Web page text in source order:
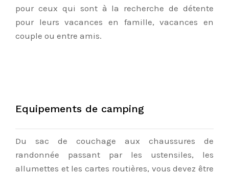
pour ceux qui sont à la recherche de détente
pour leurs vacances en famille, vacances en
couple ou entre amis.
Equipements de camping
Du sac de couchage aux chaussures de
randonnée passant par les ustensiles, les
allumettes et les cartes routières, vous devez être